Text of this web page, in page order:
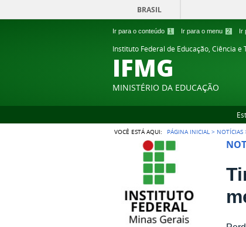
Ir para o conteúdo 1 Ir para o menu 2 Ir
BRASIL
Instituto Federal de Educação, Ciência e
IFMG
MINISTÉRIO DA EDUCAÇÃO
VOCÊ ESTÁ AQUI: PÁGINA INICIAL > NOTÍCIAS